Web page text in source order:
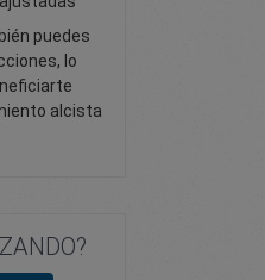
puedes
lo
alcista